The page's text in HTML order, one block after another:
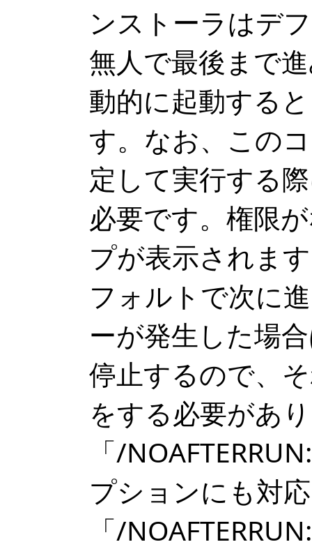
ンストーラはデ
無人で最後まで
動的に起動する
す。なお、この
定して実行する
必要です。権限
プが表示されま
フォルトで次に
ーが発生した場
停止するので、
をする必要があ
「/
プションにも対
「/